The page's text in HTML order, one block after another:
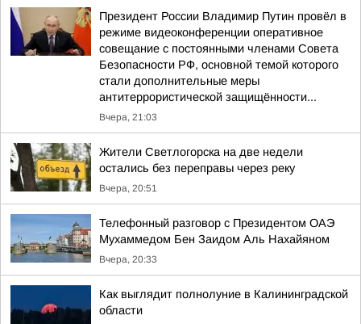
Президент России Владимир Путин провёл в
режиме видеоконференции оперативное
совещание с постоянными членами Совета
Безопасности РФ, основной темой которого
стали дополнительные меры
антитеррористической защищённости...
Вчера, 21:03
Жители Светлогорска на две недели
остались без переправы через реку
Вчера, 20:51
Телефонный разговор с Президентом ОАЭ
Мухаммедом Бен Заидом Аль Нахайяном
Вчера, 20:33
Как выглядит полнолуние в Калининградской
области